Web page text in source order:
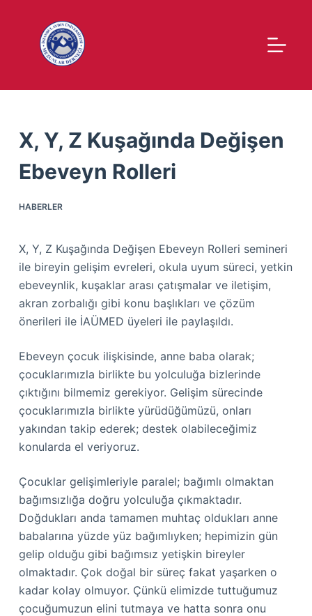
t
oX, Y, Z Kuşağında Değişen
Ebeveyn Rolleri
HABERLER
X, Y, Z Kuşağında Değişen Ebeveyn Rolleri semineri
ile bireyin gelişim evreleri, okula uyum süreci, yetkin
ebeveynlik, kuşaklar arası çatışmalar ve iletişim,
akran zorbalığı gibi konu başlıkları ve çözüm
önerileri ile İAÜMED üyeleri ile paylaşıldı.
Ebeveyn çocuk ilişkisinde, anne baba olarak;
çocuklarımızla birlikte bu yolculuğa bizlerinde
çıktığını bilmemiz gerekiyor. Gelişim sürecinde
çocuklarımızla birlikte yürüdüğümüzü, onları
yakından takip ederek; destek olabileceğimiz
konularda el veriyoruz.
Çocuklar gelişimleriyle paralel; bağımlı olmaktan
bağımsızlığa doğru yolculuğa çıkmaktadır.
Doğdukları anda tamamen muhtaç oldukları anne
babalarına yüzde yüz bağımlıyken; hepimizin gün
gelip olduğu gibi bağımsız yetişkin bireyler
olmaktadır. Çok doğal bir süreç fakat yaşarken o
kadar kolay olmuyor. Çünkü elimizde tuttuğumuz
çocuğumuzun elini tutmaya ve hatta sonra onu